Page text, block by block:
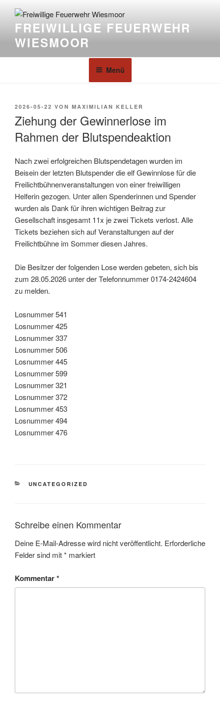
FREIWILLIGE FEUERWEHR
WIESMOOR
Menü
2026-05-22 VON MAXIMILIAN KELLER
Ziehung der Gewinnerlose im
Rahmen der Blutspendeaktion
Nach zwei erfolgreichen Blutspendetagen wurden im
Beisein der letzten Blutspender die elf Gewinnlose für die
Freilichtbühnenveranstaltungen von einer freiwilligen
Helferin gezogen. Unter allen Spenderinnen und Spender
wurden als Dank für ihren wichtigen Beitrag zur
Gesellschaft insgesamt 11x je zwei Tickets verlost. Alle
Tickets beziehen sich auf Veranstaltungen auf der
Freilichtbühne im Sommer diesen Jahres.
Die Besitzer der folgenden Lose werden gebeten, sich bis
zum 28.05.2026 unter der Telefonnummer 0174-2424604
zu melden.
Losnummer 541
Losnummer 425
Losnummer 337
Losnummer 506
Losnummer 445
Losnummer 599
Losnummer 321
Losnummer 372
Losnummer 453
Losnummer 494
Losnummer 476
UNCATEGORIZED
Schreibe einen Kommentar
Deine E-Mail-Adresse wird nicht veröffentlicht. Erforderliche
Felder sind mit* markiert
Kommentar*